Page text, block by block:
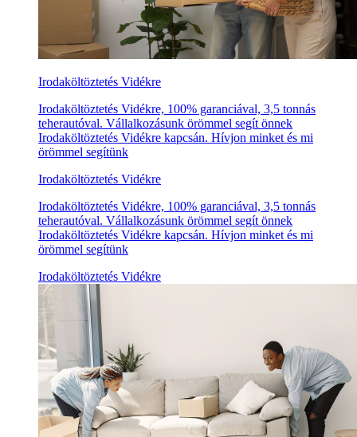
Irodaköltöztetés Vidékre
Irodaköltöztetés Vidékre, 100% garanciával, 3,5 tonnás
teherautóval. Vállalkozásunk örömmel segít önnek
Irodaköltöztetés Vidékre kapcsán. Hívjon minket és mi
örömmel segítünk
Irodaköltöztetés Vidékre
Irodaköltöztetés Vidékre, 100% garanciával, 3,5 tonnás
teherautóval. Vállalkozásunk örömmel segít önnek
Irodaköltöztetés Vidékre kapcsán. Hívjon minket és mi
örömmel segítünk
Irodaköltöztetés Vidékre